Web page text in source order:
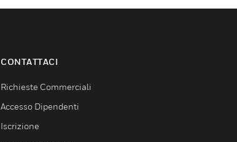
CONTATTACI
Richieste Commerciali
Accesso Dipendenti
Iscrizione